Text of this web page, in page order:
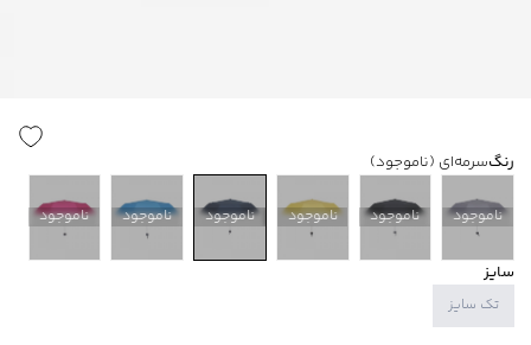
رنگسرمه‌ای (ناموجود)
ناموجود ناموجود ناموجود ناموجود ناموجود ناموجود
سایز
تک سایز